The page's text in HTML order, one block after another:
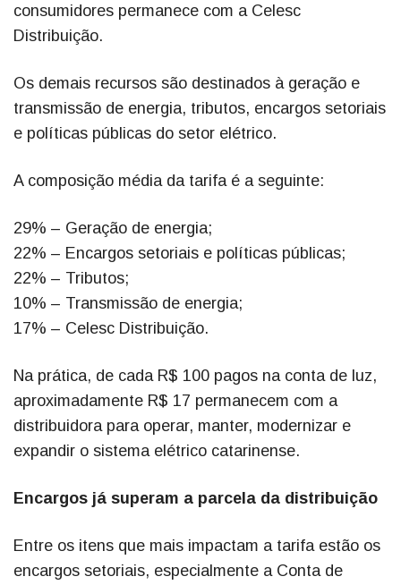
consumidores permanece com a Celesc
Distribuição.
Os demais recursos são destinados à geração e
transmissão de energia, tributos, encargos setoriais
e políticas públicas do setor elétrico.
A composição média da tarifa é a seguinte:
29% – Geração de energia;
22% – Encargos setoriais e políticas públicas;
22% – Tributos;
10% – Transmissão de energia;
17% – Celesc Distribuição.
Na prática, de cada R$ 100 pagos na conta de luz,
aproximadamente R$ 17 permanecem com a
distribuidora para operar, manter, modernizar e
expandir o sistema elétrico catarinense.
Encargos já superam a parcela da distribuição
Entre os itens que mais impactam a tarifa estão os
encargos setoriais, especialmente a Conta de